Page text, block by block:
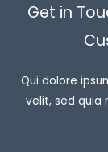
Get in
Qui dolore
velit, sed quia